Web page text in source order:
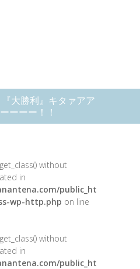
『大勝利』キタァアア
ーーー！！
without
in
public_ht
wp-http.php on line
without
in
public_ht